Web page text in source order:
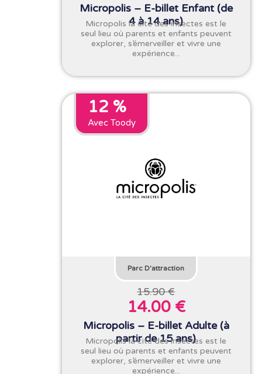
Micropolis – E-billet Enfant (de
4 à 14 ans)
Micropolis la cité des insectes est le
seul lieu où parents et enfants peuvent
explorer, s’émerveiller et vivre une
expérience...
12 %
Avec Toody
Parc D'attraction
15.90 €
14.00 €
Micropolis – E-billet Adulte (à
partir de 15 ans)
Micropolis la cité des insectes est le
seul lieu où parents et enfants peuvent
explorer, s’émerveiller et vivre une
expérience...